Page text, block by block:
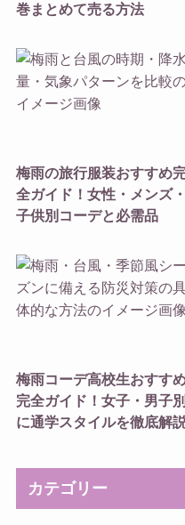
巻まとめて売る方法
梅雨の旅行服装おすすめ
全ガイド！女性・メンズ・
子供別コーデと必需品
梅雨コーデ高校生おすす
完全ガイド！女子・男子別
に通学スタイルを徹底解
カテゴリー